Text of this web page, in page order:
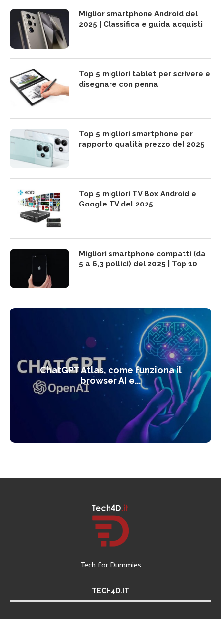
Miglior smartphone Android del
2025 | Classifica e guida acquisti
Top 5 migliori tablet per scrivere e
disegnare con penna
Top 5 migliori smartphone per
rapporto qualità prezzo del 2025
Top 5 migliori TV Box Android e
Google TV del 2025
Migliori smartphone compatti (da
5 a 6,3 pollici) del 2025 | Top 10
ChatGPT Atlas, come funziona il
browser AI e...
Tech for Dummies
TECH4D.IT